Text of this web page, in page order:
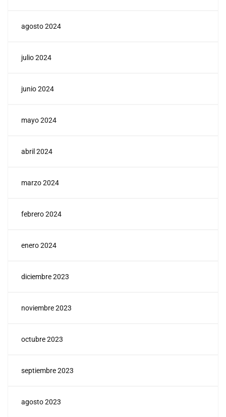
agosto 2024
julio 2024
junio 2024
mayo 2024
abril 2024
marzo 2024
febrero 2024
enero 2024
diciembre 2023
noviembre 2023
octubre 2023
septiembre 2023
agosto 2023